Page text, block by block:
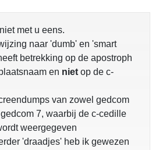
met u eens.
naar 'dumb' en 'smart
betrekking op de apostroph
en niet op de c-
van zowel gedcom
7, waarbij de c-cedille
weergegeven
'draadjes' heb ik gewezen